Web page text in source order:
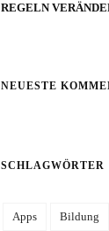
REGELN
NEUESTE
SCHLAGWÖRTER
Apps Bildung